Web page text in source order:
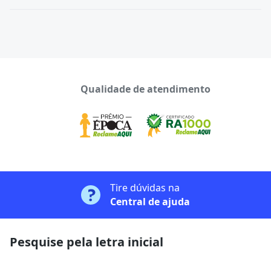
Qualidade de atendimento
Tire dúvidas na
Central de ajuda
Pesquise pela letra inicial